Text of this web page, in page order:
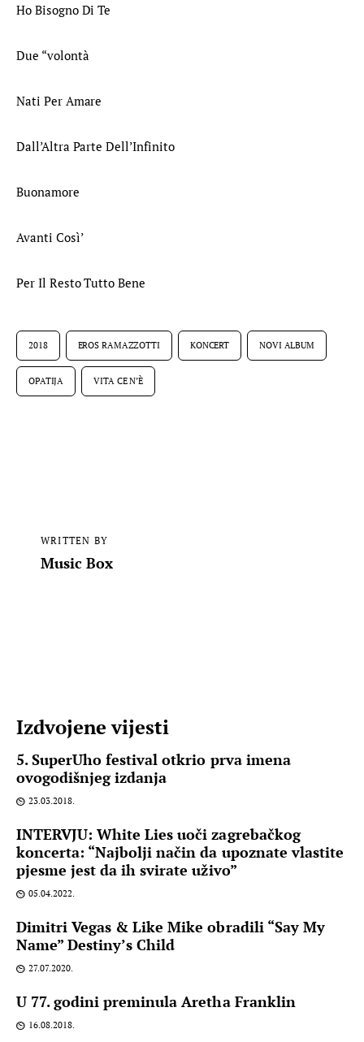
Ho Bisogno Di Te
Due “volontà
Nati Per Amare
Dall’Altra Parte Dell’Infinito
Buonamore
Avanti Così’
Per Il Resto Tutto Bene
2018 EROS RAMAZZOTTI KONCERT NOVI ALBUM
OPATIJA VITA CE N’È
WRITTEN BY
Music Box
Izdvojene vijesti
5. SuperUho festival otkrio prva imena
ovogodišnjeg izdanja
23.03.2018.
INTERVJU: White Lies uoči zagrebačkog
koncerta: “Najbolji način da upoznate vlastite
pjesme jest da ih svirate uživo”
05.04.2022.
Dimitri Vegas & Like Mike obradili “Say My
Name” Destiny’s Child
27.07.2020.
U 77. godini preminula Aretha Franklin
16.08.2018.